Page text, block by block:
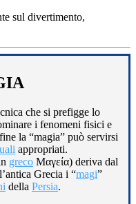
sul divertimento,
che si prefigge lo
i fenomeni fisici e
la “magia” può servirsi
appropriati.
greco Μαγεία) deriva dal
Grecia i “magi”
della Persia.